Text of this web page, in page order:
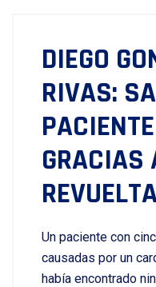
DIEGO
RIVAS:
GRACIAS
Un paciente con
causadas por un
había encontrado